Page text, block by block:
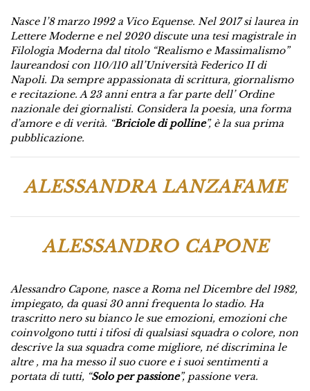
Nasce l’8 marzo 1992 a Vico Equense. Nel 2017 si laurea in
Lettere Moderne e nel 2020 discute una tesi magistrale in
Filologia Moderna dal titolo “Realismo e Massimalismo”
laureandosi con 110/110 all’Università Federico II di
Napoli. Da sempre appassionata di scrittura, giornalismo
e recitazione. A 23 anni entra a far parte dell’ Ordine
nazionale dei giornalisti. Considera la poesia, una forma
d’amore e di verità. “Briciole di polline”, è la sua prima
pubblicazione.
ALESSANDRA LANZAFAME
ALESSANDRO CAPONE
Alessandro Capone, nasce a Roma nel Dicembre del 1982,
impiegato, da quasi 30 anni frequenta lo stadio. Ha
trascritto nero su bianco le sue emozioni, emozioni che
coinvolgono tutti i tifosi di qualsiasi squadra o colore, non
descrive la sua squadra come migliore, né discrimina le
altre , ma ha messo il suo cuore e i suoi sentimenti a
portata di tutti, “Solo per passione”, passione vera.